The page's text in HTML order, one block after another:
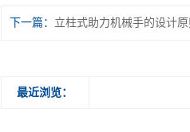
下一篇： 立柱式助力机械手的设计原
最近浏览：